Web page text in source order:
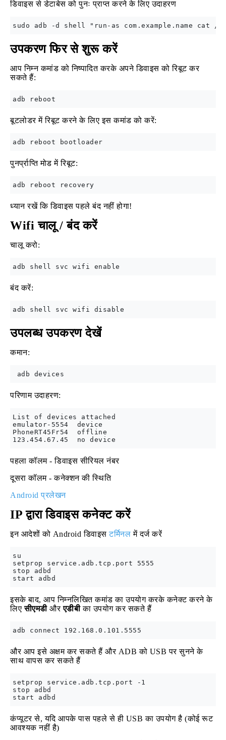
डिवाइस से डेटाबेस को पुनः प्राप्त करने के लिए उदाहरण
उपकरण फिर से शुरू करें
आप निम्न कमांड को निष्पादित करके अपने डिवाइस को रिबूट कर
सकते हैं:
बूटलोडर में रिबूट करने के लिए इस कमांड को करें:
पुनर्प्राप्ति मोड में रिबूट:
ध्यान रखें कि डिवाइस पहले बंद नहीं होगा!
Wifi चालू / बंद करें
चालू करो:
बंद करें:
उपलब्ध उपकरण देखें
कमान:
परिणाम उदाहरण:
List of devices attached
emulator-5554  device
PhoneRT45Fr54  offline
पहला कॉलम - डिवाइस सीरियल नंबर
दूसरा कॉलम - कनेक्शन की स्थिति
Android प्रलेखन
IP द्वारा डिवाइस कनेक्ट करें
इन आदेशों को Android डिवाइसटर्मिनल में दर्ज करें
su
setprop service.adb.tcp.port 5555
stop adbd
इसके बाद, आप निम्नलिखित कमांड का उपयोग करके कनेक्ट करने के
लिएसीएमडीऔरएडीबीका उपयोग कर सकते हैं
और आप इसे अक्षम कर सकते हैं और ADB को USB पर सुनने के
साथ वापस कर सकते हैं
setprop service.adb.tcp.port -1
stop adbd
कंप्यूटर से, यदि आपके पास पहले से ही USB का उपयोग है (कोई रूट
आवश्यक नहीं है)